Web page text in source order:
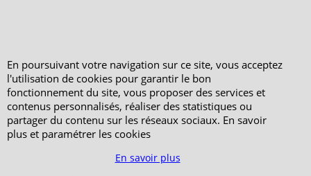
En poursuivant votre navigation sur ce site, vous acceptez
l'utilisation de cookies pour garantir le bon
fonctionnement du site, vous proposer des services et
contenus personnalisés, réaliser des statistiques ou
partager du contenu sur les réseaux sociaux. En savoir
plus et paramétrer les cookies
En savoir plus